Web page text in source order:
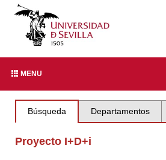
MENU
Búsqueda Departamentos
Proyecto I+D+i